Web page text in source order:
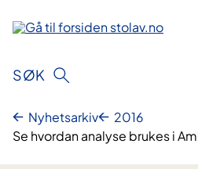
innhold
SØK
Nyhetsarkiv
2016
Se hvordan analyse brukes i